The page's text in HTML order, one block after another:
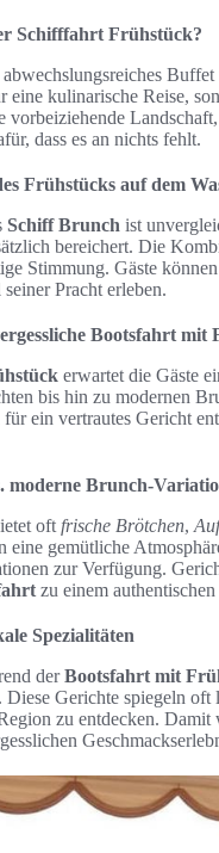
Schifffahrt Frühstück?
eine kulinarische Reise,
vorbeiziehende
dass es an nichts fehlt.
Frühstücks auf dem
Schiff Brunch ist
bereichert. Die
Stimmung. Gäste
Pracht erleben.
Bootsfahrt mit
erwartet die Gäste
bis hin zu modernen
ein vertrautes Gericht
moderne Brunch-
oft frische Brötchen,
eine gemütliche
zur Verfügung.
zu einem authentischen
Spezialitäten
derBootsfahrt mit
Gerichte spiegeln
zu entdecken.